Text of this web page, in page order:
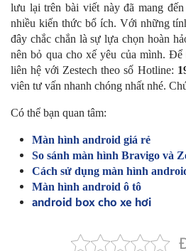
lưu lại trên bài viết này đã mang
nhiều kiến thức bổ ích. Với những
đây chắc chắn là sự lựa chọn hoàn
nên bỏ qua cho xế yêu của mình.
liên hệ với Zestech theo số Hotline:
viên tư vấn nhanh chóng nhất nhé.
Có thể bạn quan tâm:
Màn hình android giá rẻ
So sánh màn hình Bravigo và
Cách sử dụng màn hình
Màn hình android ô tô
android box cho xe hơi